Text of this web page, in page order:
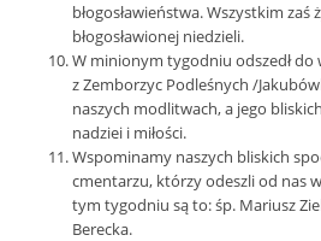
błogosławieństwa. Wszystkim zaś
błogosławionej niedzieli.
W minionym tygodniu odszedł do
z Zemborzyc Podleśnych /
naszych modlitwach, a jego
nadziei i miłości.
Wspominamy naszych bliskich
cmentarzu, którzy odeszli od nas
tym tygodniu są to: śp. Mariusz
Berecka.